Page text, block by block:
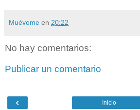
Muévome en 20:22
No hay comentarios:
Publicar un comentario
‹ Inicio